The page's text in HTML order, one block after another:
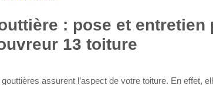
: pose et entretien
13 toiture
assurent l’aspect de votre toiture. En effet,